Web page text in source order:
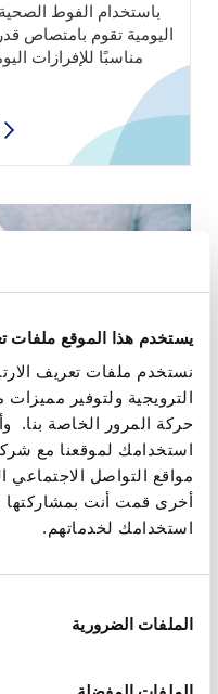
هذا الموقع ملفات
ملفات تعريف
ولتوفير مميزات
المرور الخاصة بنا.
لموقعنا مع
التواصل الاجتماعي
قمت أنت بمشاركتها
لخدماتهم.
الضرورية
باستخدام الفوط الصحية او
اليومية تقوم بامتصاص قدر
مناسبًا للإفرازات
التدخين
يزيد التدخين من خطر
ويحدث هذا من خلال عدة
المدخنين الشرهين من
تتراوح شدته فيما بين